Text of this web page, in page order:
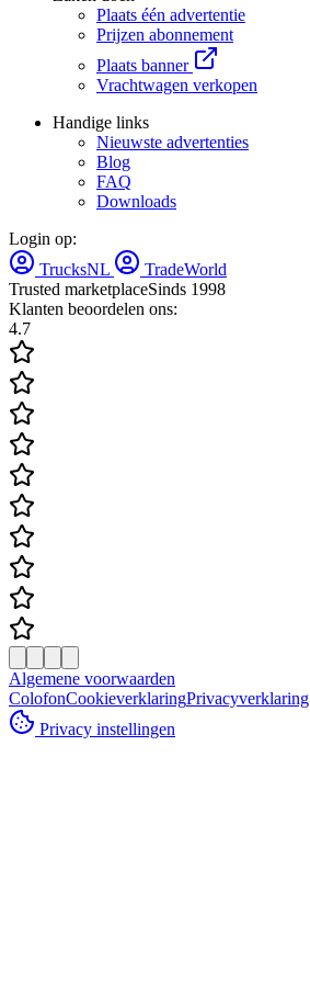
Plaats één advertentie
Prijzen abonnement
Plaats banner
Vrachtwagen verkopen
Handige links
Nieuwste advertenties
Blog
FAQ
Downloads
Login op:
TrucksNL
TradeWorld
Trusted marketplaceSinds 1998
Klanten beoordelen ons:
4.7
Algemene voorwaarden
ColofonCookieverklaringPrivacyverklaring
Privacy instellingen